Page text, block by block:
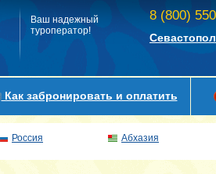
Ваш надежный
туроператор!
8 (800)
Как забронировать и оплатить
Россия Абхазия